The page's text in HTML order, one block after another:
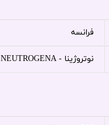
فرانسه
نوتروژینا - NEUTROGENA